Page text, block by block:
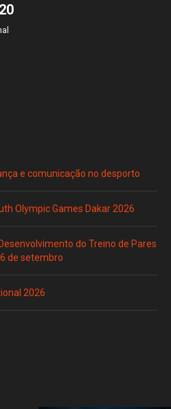
e comunicação no desporto
Olympic Games Dakar 2026
do Treino de Pares
de setembro
2026